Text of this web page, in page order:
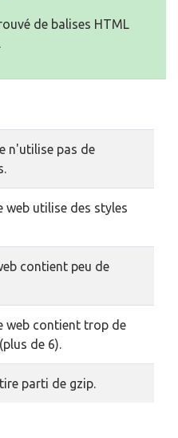
de balises HTML
n'utilise pas de
web utilise des styles
contient peu de
web contient trop de
de 6).
parti de gzip.